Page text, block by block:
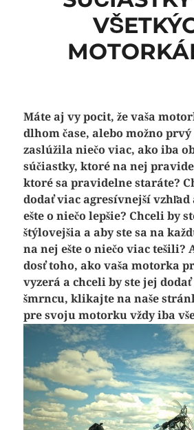
Máte aj vy pocit, že vaša
dlhom čase, alebo možno
zaslúžila niečo viac, ako iba
súčiastky, ktoré na nej
ktoré sa pravidelne staráte?
dodať viac agresívnejší vzhľad
ešte o niečo lepšie? Chceli by
štýlovejšia a aby ste sa na
na nej ešte o niečo viac tešili?
dosť toho, ako vaša motorka
vyzerá a chceli by ste jej
šmrncu, klikajte na naše
pre svoju motorku vždy iba